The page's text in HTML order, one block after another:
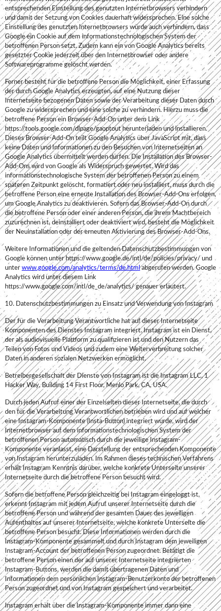
entsprechenden Einstellung des genutzten Internetbrowsers verhindern
und damit der Setzung von Cookies dauerhaft widersprechen. Eine solche
Einstellung des genutzten Internetbrowsers würde auch verhindern, dass
Google ein Cookie auf dem informationstechnologischen System der
betroffenen Person setzt. Zudem kann ein von Google Analytics bereits
gesetzter Cookie jederzeit über den Internetbrowser oder andere
Softwareprogramme gelöscht werden.
Ferner besteht für die betroffene Person die Möglichkeit, einer Erfassung
der durch Google Analytics erzeugten, auf eine Nutzung dieser
Internetseite bezogenen Daten sowie der Verarbeitung dieser Daten durch
Google zu widersprechen und eine solche zu verhindern. Hierzu muss die
betroffene Person ein Browser-Add-On unter dem Link
https://tools.google.com/dlpage/gaoptout herunterladen und installieren.
Dieses Browser-Add-On teilt Google Analytics über JavaScript mit, dass
keine Daten und Informationen zu den Besuchen von Internetseiten an
Google Analytics übermittelt werden dürfen. Die Installation des Browser-
Add-Ons wird von Google als Widerspruch gewertet. Wird das
informationstechnologische System der betroffenen Person zu einem
späteren Zeitpunkt gelöscht, formatiert oder neu installiert, muss durch die
betroffene Person eine erneute Installation des Browser-Add-Ons erfolgen,
um Google Analytics zu deaktivieren. Sofern das Browser-Add-On durch
die betroffene Person oder einer anderen Person, die ihrem Machtbereich
zuzurechnen ist, deinstalliert oder deaktiviert wird, besteht die Möglichkeit
der Neuinstallation oder der erneuten Aktivierung des Browser-Add-Ons.
Weitere Informationen und die geltenden Datenschutzbestimmungen von
Google können unter https://www.google.de/intl/de/policies/privacy/ und
unter www.google.com/analytics/terms/de.htmlabgerufen werden. Google
Analytics wird unter diesem Link
https://www.google.com/intl/de_de/analytics/ genauer erläutert.
10. Datenschutzbestimmungen zu Einsatz und Verwendung von Instagram
Der für die Verarbeitung Verantwortliche hat auf dieser Internetseite
Komponenten des Dienstes Instagram integriert. Instagram ist ein Dienst,
der als audiovisuelle Plattform zu qualifizieren ist und den Nutzern das
Teilen von Fotos und Videos und zudem eine Weiterverbreitung solcher
Daten in anderen sozialen Netzwerken ermöglicht.
Betreibergesellschaft der Dienste von Instagram ist die Instagram LLC, 1
Hacker Way, Building 14 First Floor, Menlo Park, CA, USA.
Durch jeden Aufruf einer der Einzelseiten dieser Internetseite, die durch
den für die Verarbeitung Verantwortlichen betrieben wird und auf welcher
eine Instagram-Komponente (Insta-Button) integriert wurde, wird der
Internetbrowser auf dem informationstechnologischen System der
betroffenen Person automatisch durch die jeweilige Instagram-
Komponente veranlasst, eine Darstellung der entsprechenden Komponente
von Instagram herunterzuladen. Im Rahmen dieses technischen Verfahrens
erhält Instagram Kenntnis darüber, welche konkrete Unterseite unserer
Internetseite durch die betroffene Person besucht wird.
Sofern die betroffene Person gleichzeitig bei Instagram eingeloggt ist,
erkennt Instagram mit jedem Aufruf unserer Internetseite durch die
betroffene Person und während der gesamten Dauer des jeweiligen
Aufenthaltes auf unserer Internetseite, welche konkrete Unterseite die
betroffene Person besucht. Diese Informationen werden durch die
Instagram-Komponente gesammelt und durch Instagram dem jeweiligen
Instagram-Account der betroffenen Person zugeordnet. Betätigt die
betroffene Person einen der auf unserer Internetseite integrierten
Instagram-Buttons, werden die damit übertragenen Daten und
Informationen dem persönlichen Instagram-Benutzerkonto der betroffenen
Person zugeordnet und von Instagram gespeichert und verarbeitet.
Instagram erhält über die Instagram-Komponente immer dann eine